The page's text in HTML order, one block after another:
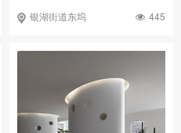
银湖街道东坞 445